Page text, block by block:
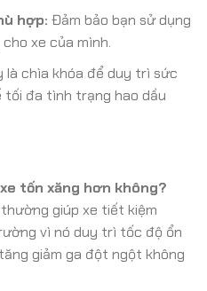
hợp: Đảm bảo bạn sử dụng
xe của mình.
là chìa khóa để duy trì sức
tối đa tình trạng hao dầu
tốn xăng hơn không?
thường giúp xe tiết kiệm
vì nó duy trì tốc độ ổn
giảm ga đột ngột không